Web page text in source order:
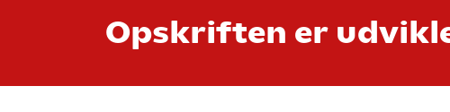
Opskriften er